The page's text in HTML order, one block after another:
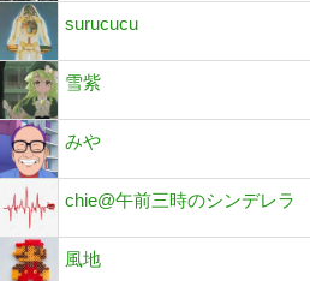
surucucu
雪紫
みや
chie@午前三時のシンデレラ
風地